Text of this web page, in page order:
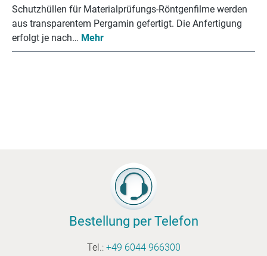
Schutzhüllen für Materialprüfungs-Röntgenfilme werden
aus transparentem Pergamin gefertigt. Die Anfertigung
erfolgt je nach… Mehr
Bestellung per Telefon
Tel.: +49 6044 966300